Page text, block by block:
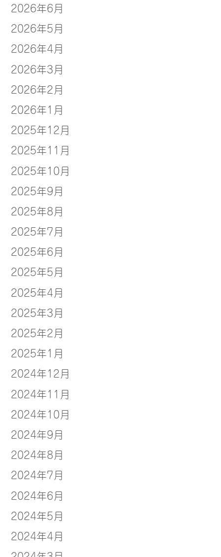
2026年6月
2026年5月
2026年4月
2026年3月
2026年2月
2026年1月
2025年12月
2025年11月
2025年10月
2025年9月
2025年8月
2025年7月
2025年6月
2025年5月
2025年4月
2025年3月
2025年2月
2025年1月
2024年12月
2024年11月
2024年10月
2024年9月
2024年8月
2024年7月
2024年6月
2024年5月
2024年4月